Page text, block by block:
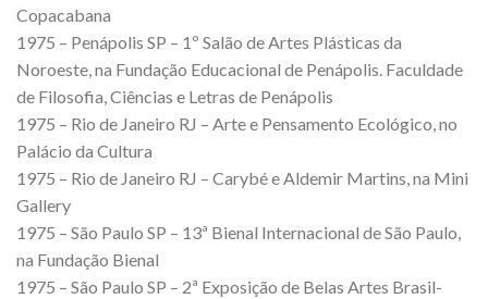
Copacabana
1975 – Penápolis SP – 1º Salão de Artes Plásticas da
Noroeste, na Fundação Educacional de Penápolis. Faculdade
de Filosofia, Ciências e Letras de Penápolis
1975 – Rio de Janeiro RJ – Arte e Pensamento Ecológico, no
Palácio da Cultura
1975 – Rio de Janeiro RJ – Carybé e Aldemir Martins, na Mini
Gallery
1975 – São Paulo SP – 13ª Bienal Internacional de São Paulo,
na Fundação Bienal
1975 – São Paulo SP – 2ª Exposição de Belas Artes Brasil-